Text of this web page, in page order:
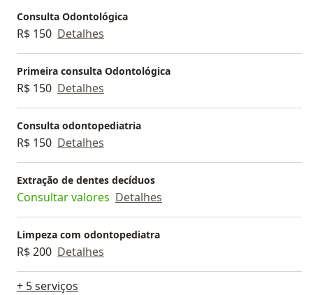
Consulta Odontológica
R$ 150 Detalhes
Primeira consulta Odontológica
R$ 150 Detalhes
Consulta odontopediatria
R$ 150 Detalhes
Extração de dentes decíduos
Consultar valores Detalhes
Limpeza com odontopediatra
R$ 200 Detalhes
+ 5 serviços